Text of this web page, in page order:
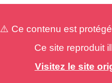
⚠️ Ce contenu est
Ce site reproduit
Visitez le site